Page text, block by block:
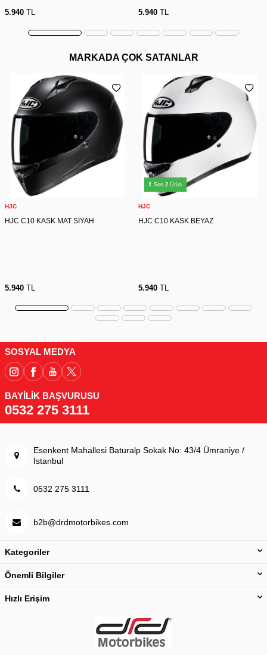
5.940 TL 5.940TL
MARKADA ÇOK SATANLAR
HJC
HJC C10 KASK MAT SİYAH
5.940 TL
Son 2 Ürün
HJC
HJC C10 KASK BEYAZ
5.940TL
SOSYAL MEDYA
BAYİLİK BAŞVURUSU
0532 275 3111
Esenkent Mahallesi Baturalp Sokak No: 43/4 Ümraniye /
İstanbul
0532 275 3111
b2b@drdmotorbikes.com
Kategoriler
Önemli Bilgiler
Hızlı Erişim